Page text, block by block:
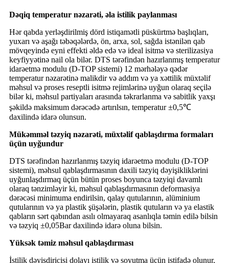
Dəqiq temperatur nəzarəti, əla istilik paylanması
Hər qabda yerləşdirilmiş dörd istiqamətli püskürtmə başlıqları,
yuxarı və aşağı təbəqələrdə, ön, arxa, sol, sağda istənilən qab
mövqeyində eyni effekti əldə edə və ideal isitmə və sterilizasiya
keyfiyyətinə nail ola bilər. DTS tərəfindən hazırlanmış temperatur
idarəetmə modulu (D-TOP sistemi) 12 mərhələyə qədər
temperatur nəzarətinə malikdir və addım və ya xəttilik müxtəlif
məhsul və proses reseptli isitmə rejimlərinə uyğun olaraq seçilə
bilər ki, məhsul partiyaları arasında təkrarlanma və sabitlik yaxşı
şəkildə maksimum dərəcədə artırılsın, temperatur ±0,5℃
daxilində idarə olunsun.
Mükəmməl təzyiq nəzarəti, müxtəlif qablaşdırma formaları
üçün uyğundur
DTS tərəfindən hazırlanmış təzyiq idarəetmə modulu (D-TOP
sistemi), məhsul qablaşdırmasının daxili təzyiq dəyişikliklərini
uyğunlaşdırmaq üçün bütün proses boyunca təzyiqi davamlı
olaraq tənzimləyir ki, məhsul qablaşdırmasının deformasiya
dərəcəsi minimuma endirilsin, qalay qutularının, alüminium
qutularının və ya plastik şüşələrin, plastik qutuların və ya elastik
qabların sərt qabından asılı olmayaraq asanlıqla təmin edilə bilsin
və təzyiq ±0,05Bar daxilində idarə oluna bilsin.
Yüksək təmiz məhsul qablaşdırması
İstilik dəyişdiricisi dolayı istilik və soyutma üçün istifadə olunur,